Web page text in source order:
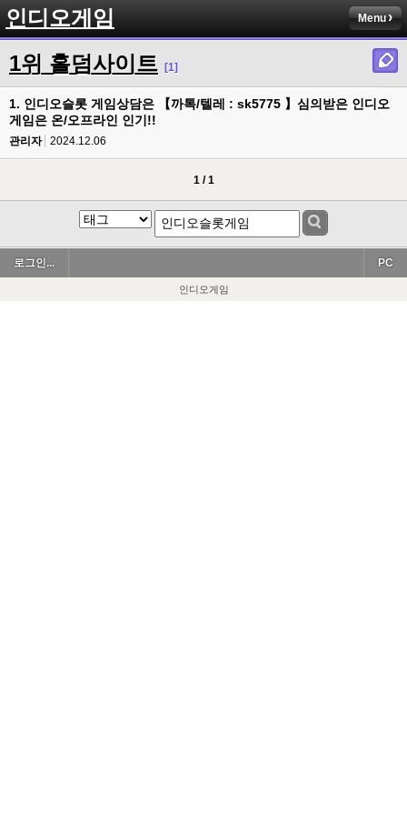
인디오게임 Menu
1위 홀덤사이트 [1]
1. 인디오슬롯 게임상담은 【 까톡/텔레 : sk5775 】심의받은 인디오
게임은 온/오프라인 인기!!
관리자 2024.12.06
1 / 1
로그인... PC
인디오게임